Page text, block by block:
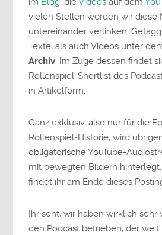
vielen Stellen werden wir diese
untereinander verlinken.
Texte, als auch Videos unter
Archiv. Im Zuge dessen findet
Rollenspiel-Shortlist des
in Artikelform.
Ganz exklusiv, also nur für die
Rollenspiel-Historie, wird
obligatorische YouTube-
mit bewegten Bildern hinterlegt.
findet ihr am Ende dieses
Ihr seht, wir haben wirklich sehr
den Podcast betrieben, der